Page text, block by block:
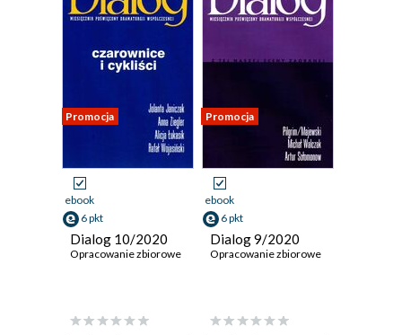
Promocja
ebook
6 pkt
Dialog 10/2020
Opracowanie zbiorowe
Promocja
ebook
6 pkt
Dialog 9/2020
Opracowanie zbiorowe